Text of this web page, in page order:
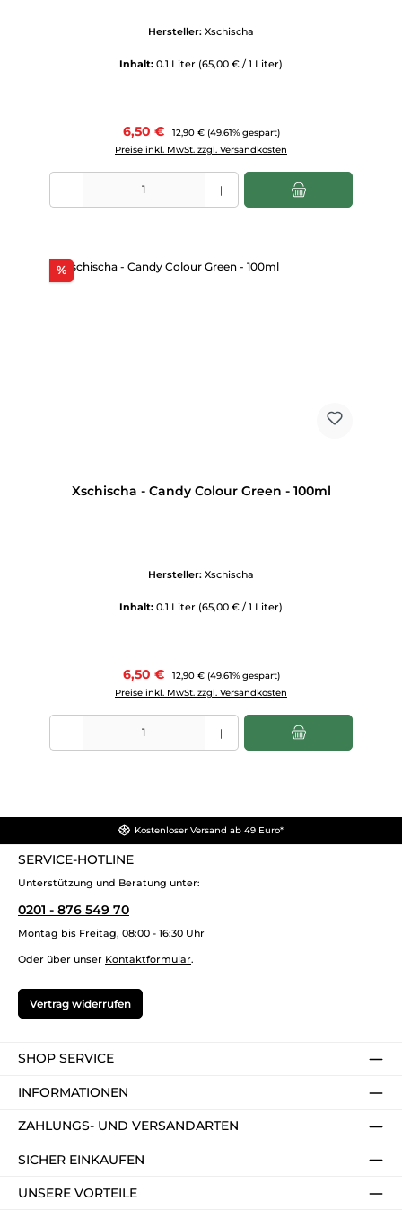
Hersteller: Xschischa
Inhalt: 0.1 Liter (65,00 € / 1 Liter)
Verkaufspreis:
6,50 € Regulärer Preis:
12,90 € (49.61% gespart)
Preise inkl. MwSt. zzgl. Versandkosten
Produkt Anzahl: Gib den gewünschten Wert ein oder benutze die
%Rabatt
Xschischa - Candy Colour Green - 100ml
Hersteller: Xschischa
Inhalt: 0.1 Liter (65,00 € / 1 Liter)
Verkaufspreis:
6,50 € Regulärer Preis:
12,90 € (49.61% gespart)
Preise inkl. MwSt. zzgl. Versandkosten
Produkt Anzahl: Gib den gewünschten Wert ein oder benutze die
Kostenloser Versand ab 49 Euro*
SERVICE-HOTLINE
Unterstützung und Beratung unter:
0201 - 876 549 70
Montag bis Freitag, 08:00 - 16:30 Uhr
Oder über unser Kontaktformular.
Vertrag widerrufen
SHOP SERVICE
INFORMATIONEN
ZAHLUNGS- UND VERSANDARTEN
SICHER EINKAUFEN
UNSERE VORTEILE